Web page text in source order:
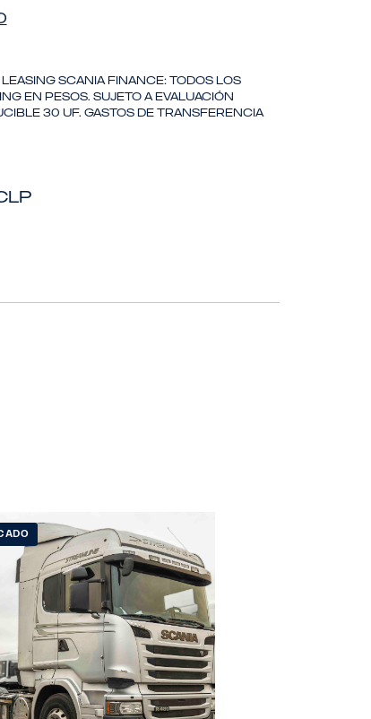
Scania Finance: todos los
en pesos. Sujeto a evaluación
30 uf. Gastos de transferencia